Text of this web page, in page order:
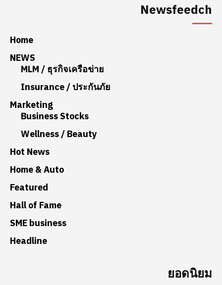
Newsfeedch
Home
NEWS
MLM / ธุรกิจเครือข่าย
Insurance / ประกันภัย
Marketing
Business Stocks
Wellness / Beauty
Hot News
Home & Auto
Featured
Hall of Fame
SME business
Headline
ยอดนิยม